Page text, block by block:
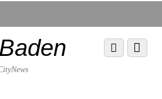
Menu
Scroll
down